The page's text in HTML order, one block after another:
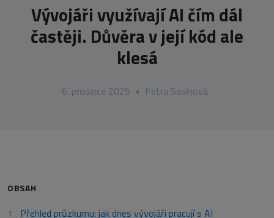
Vývojáři využívají AI čím dál
častěji. Důvěra v její kód ale
klesá
6. prosince 2025 • Petra Sasínová
OBSAH
Přehled průzkumu: jak dnes vývojáři pracují s AI